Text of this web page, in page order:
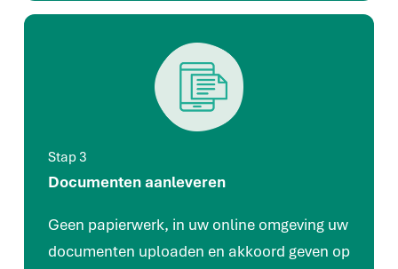
Stap 3
Documenten aanleveren
Geen papierwerk, in uw online omgeving uw
documenten uploaden en akkoord geven op